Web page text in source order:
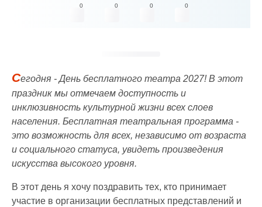
0 0 0 0
Сегодня - День бесплатного театра 2027! В этот
праздник мы отмечаем доступность и
инклюзивность культурной жизни всех слоев
населения. Бесплатная театральная программа -
это возможность для всех, независимо от возраста
и социального статуса, увидеть произведения
искусства высокого уровня.
В этот день я хочу поздравить тех, кто принимает
участие в организации бесплатных представлений и